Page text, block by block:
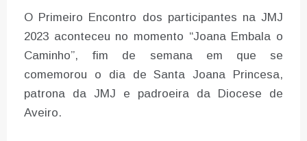
O Primeiro Encontro dos participantes na JMJ
2023 aconteceu no momento “Joana Embala o
Caminho”, fim de semana em que se
comemorou o dia de Santa Joana Princesa,
patrona da JMJ e padroeira da Diocese de
Aveiro.